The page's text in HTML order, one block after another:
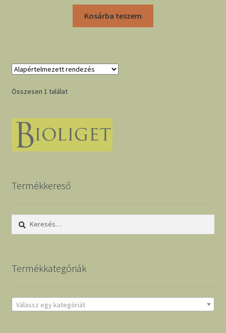
Kosárba teszem
Összesen 1 találat
Termékkereső
Keresés:
Termékkategóriák
Válassz egy kategóriát